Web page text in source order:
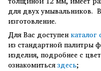
для двух умывальников.
изготовление.
Для Вас доступенкаталог
из стандартной палитры
изделия, подробнее с
ознакомитьсяздесь;